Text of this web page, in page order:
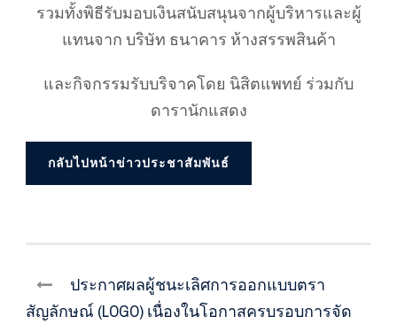
รวมทั้งพิธีรับมอบเงินสนับสนุนจากผู้บริหารและผู้
แทนจาก บริษัท ธนาคาร ห้างสรรพสินค้า
และกิจกรรมรับบริจาคโดย นิสิตแพทย์ ร่วมกับ
ดารานักแสดง
กลับไปหน้าข่าวประชาสัมพันธ์
ประกาศผลผู้ชนะเลิศการออกแบบตรา
สัญลักษณ์ (LOGO) เนื่องในโอกาสครบรอบการจัด